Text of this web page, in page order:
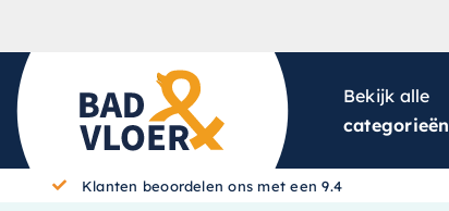
Bekijk alle
categorieën
Klanten beoordelen ons met een 9.4